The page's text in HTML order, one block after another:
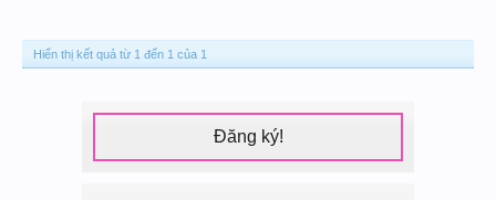
Hiển thị kết quả từ 1 đến 1 của 1
Đăng ký!